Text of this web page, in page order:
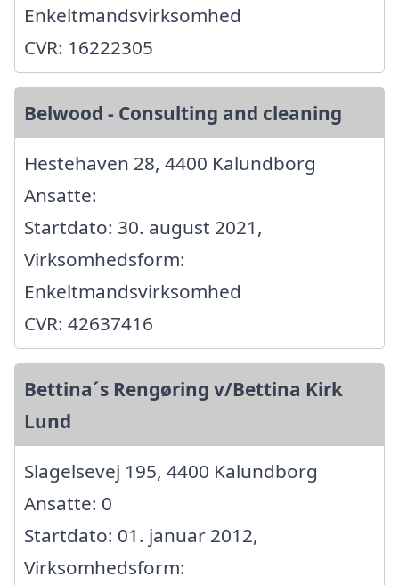
Enkeltmandsvirksomhed
CVR: 16222305
Belwood - Consulting and cleaning
Hestehaven 28, 4400 Kalundborg
Ansatte:
Startdato: 30. august 2021,
Virksomhedsform:
Enkeltmandsvirksomhed
CVR: 42637416
Bettina´s Rengøring v/Bettina Kirk
Lund
Slagelsevej 195, 4400 Kalundborg
Ansatte: 0
Startdato: 01. januar 2012,
Virksomhedsform: